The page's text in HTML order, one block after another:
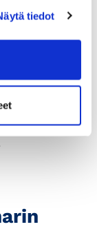
tiedot
Leino
Nieminen